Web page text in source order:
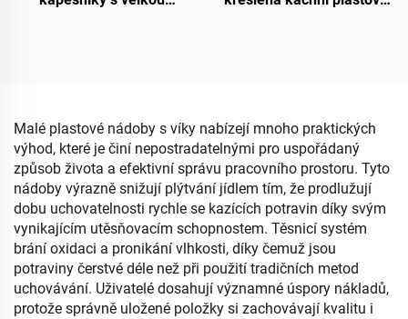
Malé plastové nádoby s víky nabízejí mnoho praktických
výhod, které je činí nepostradatelnými pro uspořádaný
způsob života a efektivní správu pracovního prostoru. Tyto
nádoby výrazně snižují plýtvání jídlem tím, že prodlužují
dobu uchovatelnosti rychle se kazících potravin díky svým
vynikajícím utěsňovacím schopnostem. Těsnicí systém
brání oxidaci a pronikání vlhkosti, díky čemuž jsou
potraviny čerstvé déle než při použití tradičních metod
uchovávání. Uživatelé dosahují významné úspory nákladů,
protože správně uložené položky si zachovávají kvalitu i